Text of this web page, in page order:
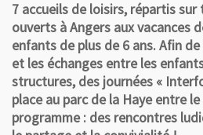
7 accueils de loisirs, répartis
ouverts à Angers aux vacances
enfants de plus de 6 ans. Afin
et les échanges entre les
structures, des journées «
place au parc de la Haye entre
programme : des rencontres